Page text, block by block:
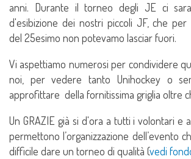
anni. Durante il torneo degli JE ci
d'esibizione dei nostri piccoli JF, che per
del 25esimo non potevamo lasciar fuori.
Vi aspettiamo numerosi per condividere
noi, per vedere tanto Unihockey o
approfittare della fornitissima griglia oltre
Un GRAZIE già si d'ora a tutti i volontari e
permettono l’organizzazione dell’evento
difficile dare un torneo di qualità (vedi